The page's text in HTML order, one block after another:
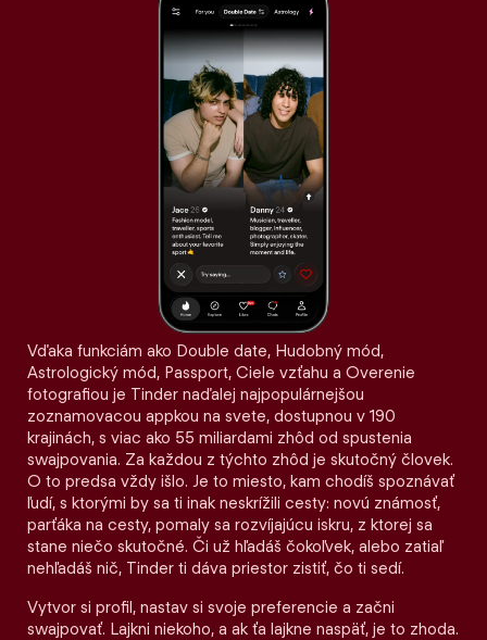
Vďaka funkciám ako Double date, Hudobný mód,
Astrologický mód, Passport, Ciele vzťahu a Overenie
fotografiou je Tinder naďalej najpopulárnejšou
zoznamovacou appkou na svete, dostupnou v 190
krajinách, s viac ako 55 miliardami zhôd od spustenia
swajpovania. Za každou z týchto zhôd je skutočný človek.
O to predsa vždy išlo. Je to miesto, kam chodíš spoznávať
ľudí, s ktorými by sa ti inak neskrížili cesty: novú známosť,
parťáka na cesty, pomaly sa rozvíjajúcu iskru, z ktorej sa
stane niečo skutočné. Či už hľadáš čokoľvek, alebo zatiaľ
nehľadáš nič, Tinder ti dáva priestor zistiť, čo ti sedí.
Vytvor si profil, nastav si svoje preferencie a začni
swajpovať. Lajkni niekoho, a ak ťa lajkne naspäť, je to zhoda.